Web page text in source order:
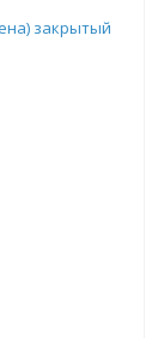
закрытый